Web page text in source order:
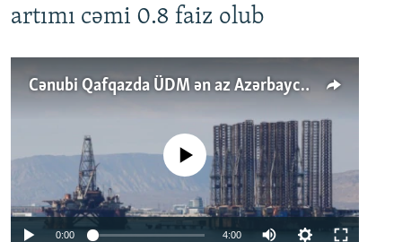
artımı cəmi 0.8 faiz olub
Cənubi Qafqazda ÜDM ən az Azərbaycanda artır: Qonşuları niyə Bakını qabaqlaya bilir?
No media source currently available
0:00 4:00